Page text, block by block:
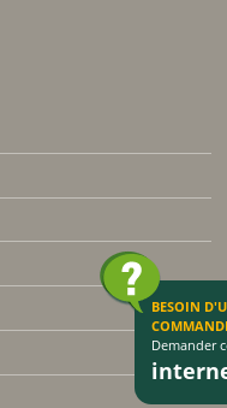
BESOIN
Demander